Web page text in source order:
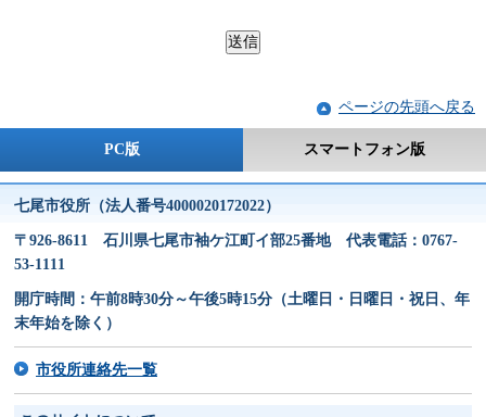
ページの先頭へ戻る
PC版 スマートフォン版
七尾市役所（法人番号4000020172022）
〒926-8611 石川県七尾市袖ケ江町イ部25番地 代表電話：0767-
53-1111
開庁時間：午前8時30分～午後5時15分（土曜日・日曜日・祝日、年
末年始を除く）
市役所連絡先一覧